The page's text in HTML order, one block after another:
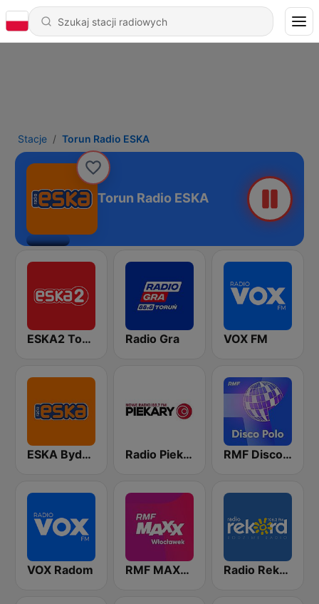
Stacje Torun Radio ESKA
Torun Radio ESKA
ESKA2 Toruń Radio Gra VOX FM
ESKA Bydgoszcz Radio Piekary RMF Disco Polo
VOX Radom RMF MAXX Włocławek Radio Rekord